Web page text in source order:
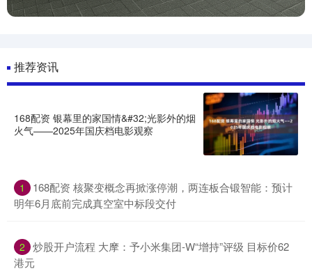
推荐资讯
168配资 银幕里的家国情&#32;光影外的烟
火气——2025年国庆档电影观察
1
168配资 核聚变概念再掀涨停潮，两连板合锻智能：预计
明年6月底前完成真空室中标段交付
2 炒股开户流程 大摩：予小米集团-W“增持”评级 目标价62
港元